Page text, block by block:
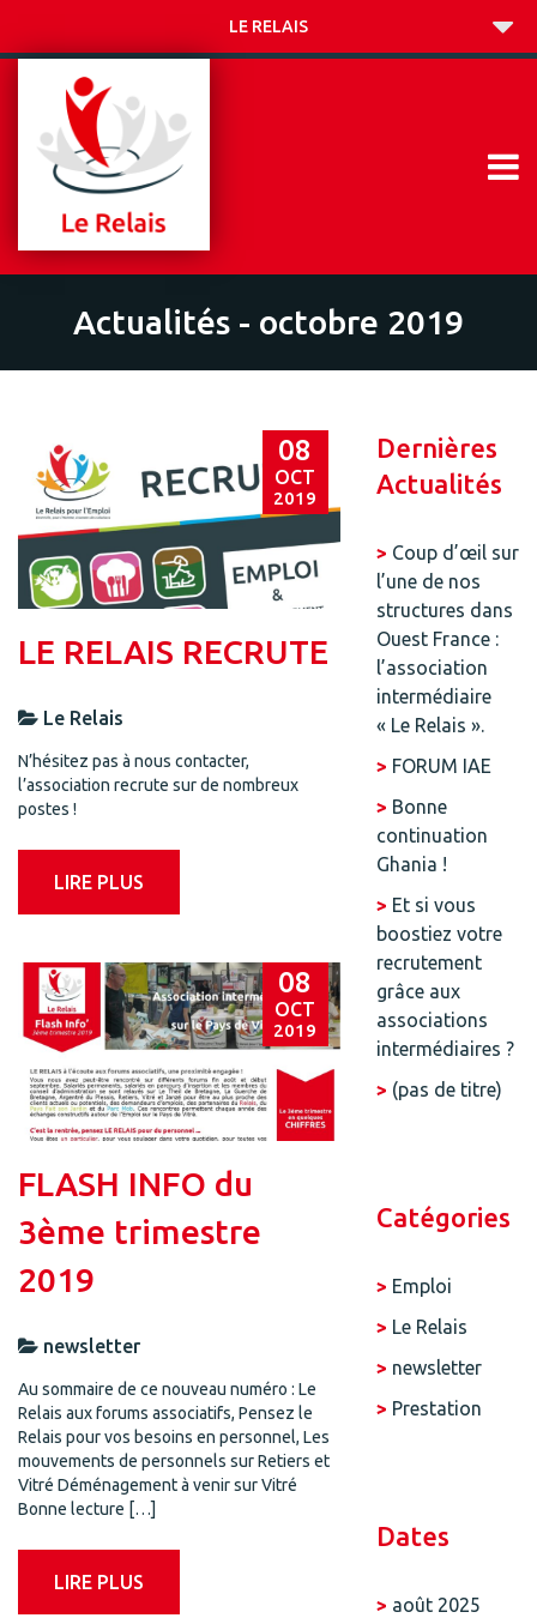
LE RELAIS
Actualités - octobre 2019
08
OCT
2019
LE RELAIS RECRUTE
Le Relais
N’hésitez pas à nous contacter,
l’association recrute sur de nombreux
postes !
LIRE PLUS
08
OCT
2019
FLASH INFO du
3ème trimestre
2019
newsletter
Au sommaire de ce nouveau numéro : Le
Relais aux forums associatifs, Pensez le
Relais pour vos besoins en personnel, Les
mouvements de personnels sur Retiers et
Vitré Déménagement à venir sur Vitré
Bonne lecture […]
LIRE PLUS
Dernières
Actualités
Coup d’œil sur
l’une de nos
structures dans
Ouest France :
l’association
intermédiaire
« Le Relais ».
FORUM IAE
Bonne
continuation
Ghania !
Et si vous
boostiez votre
recrutement
grâce aux
associations
intermédiaires ?
(pas de titre)
Catégories
Emploi
Le Relais
newsletter
Prestation
Dates
août 2025